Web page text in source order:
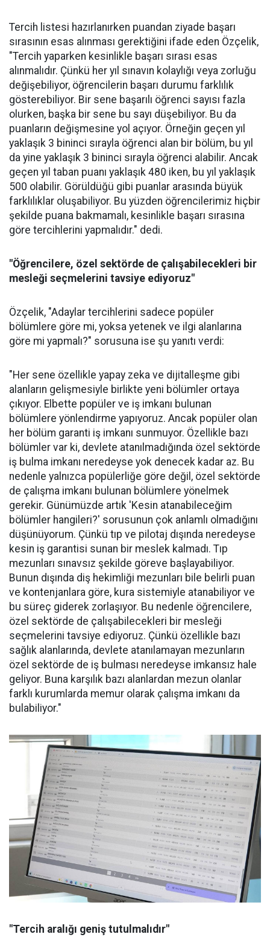
Tercih listesi hazırlanırken puandan ziyade başarı
sırasının esas alınması gerektiğini ifade eden Özçelik,
"Tercih yaparken kesinlikle başarı sırası esas
alınmalıdır. Çünkü her yıl sınavın kolaylığı veya zorluğu
değişebiliyor, öğrencilerin başarı durumu farklılık
gösterebiliyor. Bir sene başarılı öğrenci sayısı fazla
olurken, başka bir sene bu sayı düşebiliyor. Bu da
puanların değişmesine yol açıyor. Örneğin geçen yıl
yaklaşık 3 bininci sırayla öğrenci alan bir bölüm, bu yıl
da yine yaklaşık 3 bininci sırayla öğrenci alabilir. Ancak
geçen yıl taban puanı yaklaşık 480 iken, bu yıl yaklaşık
500 olabilir. Görüldüğü gibi puanlar arasında büyük
farklılıklar oluşabiliyor. Bu yüzden öğrencilerimiz hiçbir
şekilde puana bakmamalı, kesinlikle başarı sırasına
göre tercihlerini yapmalıdır." dedi.
"Öğrencilere, özel sektörde de çalışabilecekleri bir
mesleği seçmelerini tavsiye ediyoruz"
Özçelik, "Adaylar tercihlerini sadece popüler
bölümlere göre mi, yoksa yetenek ve ilgi alanlarına
göre mi yapmalı?" sorusuna ise şu yanıtı verdi:
"Her sene özellikle yapay zeka ve dijitalleşme gibi
alanların gelişmesiyle birlikte yeni bölümler ortaya
çıkıyor. Elbette popüler ve iş imkanı bulunan
bölümlere yönlendirme yapıyoruz. Ancak popüler olan
her bölüm garanti iş imkanı sunmuyor. Özellikle bazı
bölümler var ki, devlete atanılmadığında özel sektörde
iş bulma imkanı neredeyse yok denecek kadar az. Bu
nedenle yalnızca popülerliğe göre değil, özel sektörde
de çalışma imkanı bulunan bölümlere yönelmek
gerekir. Günümüzde artık 'Kesin atanabileceğim
bölümler hangileri?' sorusunun çok anlamlı olmadığını
düşünüyorum. Çünkü tıp ve pilotaj dışında neredeyse
kesin iş garantisi sunan bir meslek kalmadı. Tıp
mezunları sınavsız şekilde göreve başlayabiliyor.
Bunun dışında diş hekimliği mezunları bile belirli puan
ve kontenjanlara göre, kura sistemiyle atanabiliyor ve
bu süreç giderek zorlaşıyor. Bu nedenle öğrencilere,
özel sektörde de çalışabilecekleri bir mesleği
seçmelerini tavsiye ediyoruz. Çünkü özellikle bazı
sağlık alanlarında, devlete atanılamayan mezunların
özel sektörde de iş bulması neredeyse imkansız hale
geliyor. Buna karşılık bazı alanlardan mezun olanlar
farklı kurumlarda memur olarak çalışma imkanı da
bulabiliyor."
"Tercih aralığı geniş tutulmalıdır"